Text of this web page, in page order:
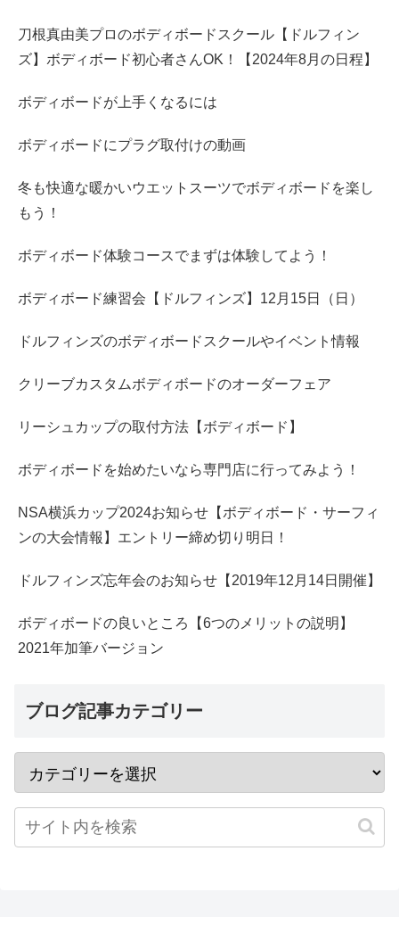
刀根真由美プロのボディボードスクール【ドルフィン
ズ】ボディボード初心者さんOK！【2024年8月の日程】
ボディボードが上手くなるには
ボディボードにプラグ取付けの動画
冬も快適な暖かいウエットスーツでボディボードを楽し
もう！
ボディボード体験コースでまずは体験してよう！
ボディボード練習会【ドルフィンズ】12月15日（日）
ドルフィンズのボディボードスクールやイベント情報
クリーブカスタムボディボードのオーダーフェア
リーシュカップの取付方法【ボディボード】
ボディボードを始めたいなら専門店に行ってみよう！
NSA横浜カップ2024お知らせ【ボディボード・サーフィ
ンの大会情報】エントリー締め切り明日！
ドルフィンズ忘年会のお知らせ【2019年12月14日開催】
ボディボードの良いところ【6つのメリットの説明】
2021年加筆バージョン
ブログ記事カテゴリー